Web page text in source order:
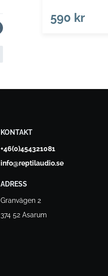
590 kr
KONTAKT
+46(0)454321081
info@reptilaudio.se
ADRESS
Granvägen 2
374 52 Asarum